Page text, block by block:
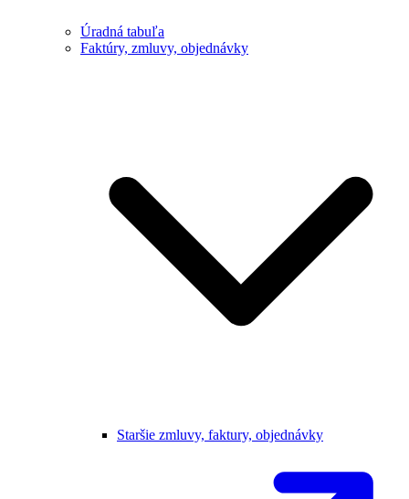
Úradná tabuľa
Faktúry, zmluvy, objednávky
Staršie zmluvy, faktury, objednávky